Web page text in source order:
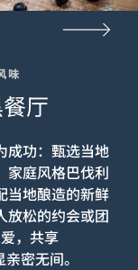
味
厅
成功：甄选当地
家庭风格巴伐利
当地酿造的新鲜
放松的约会或团
，共享
密无间。